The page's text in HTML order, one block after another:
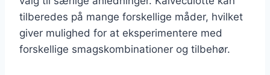
tilberedes på mange forskellige måder, hvilket
giver mulighed for at eksperimentere med
forskellige smagskombinationer og tilbehør.